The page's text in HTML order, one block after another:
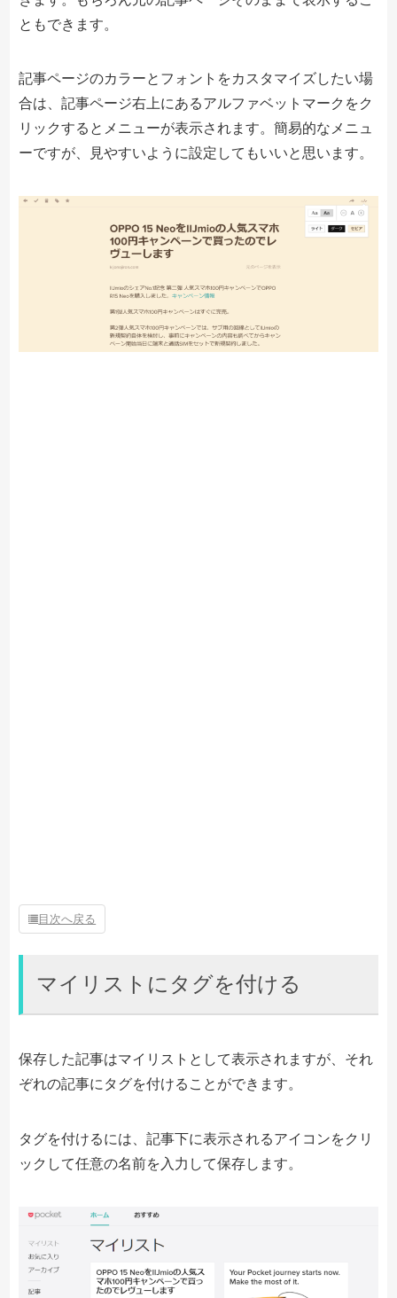
ともできます。
記事ページのカラーとフォントをカスタマイズしたい場
合は、記事ページ右上にあるアルファベットマークをク
リックするとメニューが表示されます。簡易的なメニュ
ーですが、見やすいように設定してもいいと思います。
目次へ戻る
マイリストにタグを付ける
保存した記事はマイリストとして表示されますが、それ
ぞれの記事にタグを付けることができます。
タグを付けるには、記事下に表示されるアイコンをクリ
ックして任意の名前を入力して保存します。